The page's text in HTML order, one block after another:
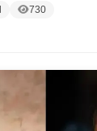
730